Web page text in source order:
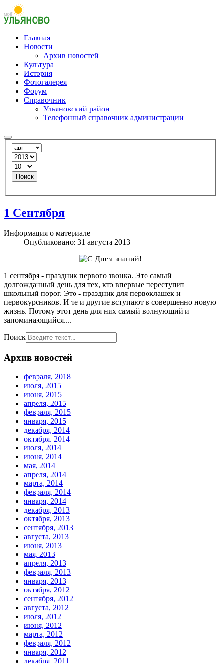
Главная
Новости
Архив новостей
Культура
История
Фотогалерея
Форум
Справочник
Ульяновский район
Телефонный справочник администрации
Поиск
1 Сентября
Информация о материале
Опубликовано: 31 августа 2013
1 сентября - праздник первого звонка. Это самый
долгожданный день для тех, кто впервые переступит
школьный порог. Это - праздник для первоклашек и
первокурсников. И те и другие вступают в совершенно новую
жизнь. Потому этот день для них самый волнующий и
запоминающийся....
Поиск
Архив новостей
февраля, 2018
июля, 2015
июня, 2015
апреля, 2015
февраля, 2015
января, 2015
декабря, 2014
октября, 2014
июля, 2014
июня, 2014
мая, 2014
апреля, 2014
марта, 2014
февраля, 2014
января, 2014
декабря, 2013
октября, 2013
сентября, 2013
августа, 2013
июня, 2013
мая, 2013
апреля, 2013
февраля, 2013
января, 2013
октября, 2012
сентября, 2012
августа, 2012
июля, 2012
июня, 2012
марта, 2012
февраля, 2012
января, 2012
декабря, 2011